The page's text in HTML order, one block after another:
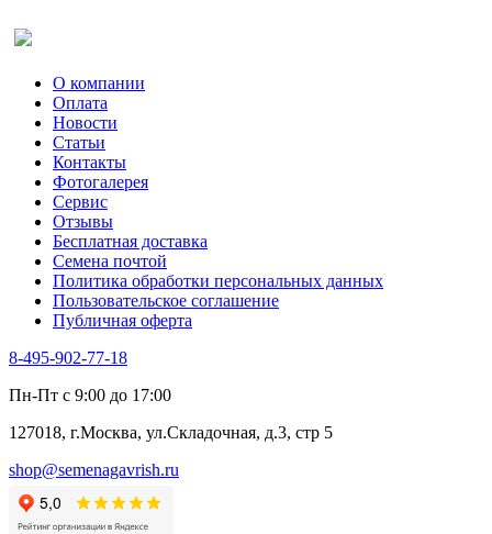
Тмин
Трава для чая
Туласи
Укроп
Фенхель пряный
Хризантема овощная
Цикорий пряный
Цикорий салатный (Витлуф)
Черемша
Шпинат
Щавель
Эндивий
Эстрагон
Алтей
Анис
Бессмертник
Валериана
Валерианелла
Гибискус лекарственный
Девясил
Душица
О компании
Оплата
Новости
Статьи
Контакты
Фотогалерея​
Сервис
Отзывы
Бесплатная доставка
Семена почтой
Политика обработки персональных данных
Пользовательское соглашение
Публичная оферта
8-495-902-77-18
Пн-Пт с 9:00 до 17:00
127018, г.Москва, ул.Складочная, д.3, стр 5
shop@semenagavrish.ru